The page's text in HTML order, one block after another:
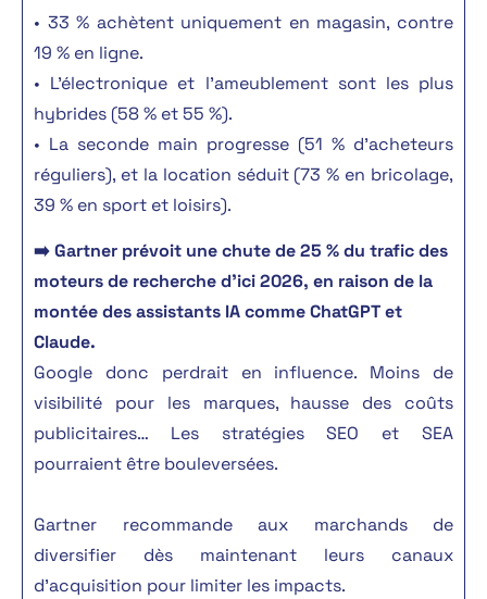
• 33 % achètent uniquement en magasin, contre
19 % en ligne.
• L’électronique et l’ameublement sont les plus
hybrides (58 % et 55 %).
• La seconde main progresse (51 % d’acheteurs
réguliers), et la location séduit (73 % en bricolage,
39 % en sport et loisirs).
➡️ Gartner prévoit une chute de 25 % du trafic des
moteurs de recherche d’ici 2026, en raison de la
montée des assistants IA comme ChatGPT et
Claude.
Google donc perdrait en influence. Moins de
visibilité pour les marques, hausse des coûts
publicitaires… Les stratégies SEO et SEA
pourraient être bouleversées.
Gartner recommande aux marchands de
diversifier dès maintenant leurs canaux
d’acquisition pour limiter les impacts.